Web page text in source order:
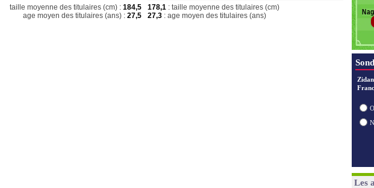
taille moyenne des titulaires (cm) : 184,5
age moyen des titulaires (ans) : 27,5
178,1 : taille moyenne des titulaires (cm)
27,3 : age moyen des titulaires (ans)
Les